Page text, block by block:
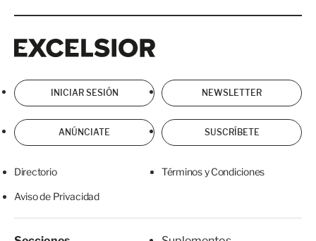
INICIAR SESIÓN NEWSLETTER
ANÚNCIATE SUSCRÍBETE
Directorio Términos y Condiciones
Aviso de Privacidad